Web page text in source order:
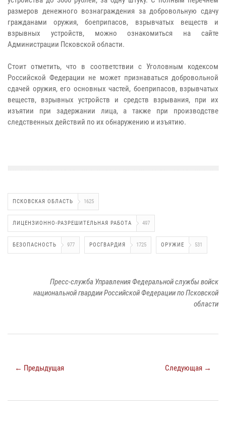
размеров денежного вознаграждения за добровольную сдачу
гражданами оружия, боеприпасов, взрывчатых веществ и
взрывных устройств, можно ознакомиться на сайте
Администрации Псковской области.
Стоит отметить, что в соответствии с Уголовным кодексом
Российской Федерации не может признаваться добровольной
сдачей оружия, его основных частей, боеприпасов, взрывчатых
веществ, взрывных устройств и средств взрывания, при их
изъятии при задержании лица, а также при производстве
следственных действий по их обнаружению и изъятию.
ПСКОВСКАЯ ОБЛАСТЬ 1625
ЛИЦЕНЗИОННО-РАЗРЕШИТЕЛЬНАЯ РАБОТА 497
БЕЗОПАСНОСТЬ 977 РОСГВАРДИЯ 1725 ОРУЖИЕ 531
Пресс-служба Управления Федеральной службы войск
национальной гвардии Российской Федерации по Псковской
области
← Предыдущая Следующая →